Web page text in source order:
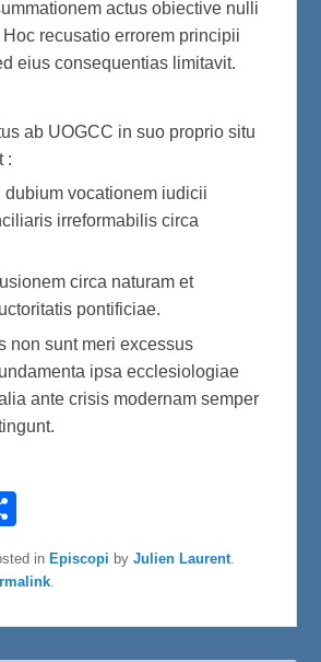
actus obiective nulli
recusatio errorem principii
eius consequentias limitavit.
ab UOGCC in suo proprio situ
:
dubium vocationem iudicii
irreformabilis circa
circa naturam et
pontificiae.
non sunt meri excessus
ipsa ecclesiologiae
ante crisis modernam semper
r
e
in Episcopi byJulien Laurent.
.